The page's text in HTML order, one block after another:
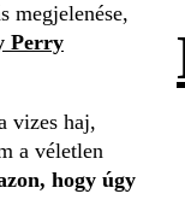
megjelenése,
Perry
vizes haj,
a véletlen
hogy úgy